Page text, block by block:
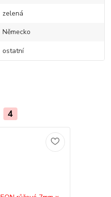
zelená
Německo
ostatní
4